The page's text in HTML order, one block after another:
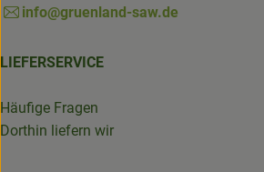
info@gruenland-saw.de
LIEFERSERVICE
Häufige Fragen
Dorthin liefern wir